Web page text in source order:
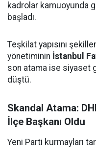
kadrolar kamuoyunda
başladı.
Teşkilat yapısını
yönetiminin İstanbul
son atama ise siyaset
düştü.
Skandal Atama:
İlçe Başkanı Oldu
Yeni Parti kurmayları